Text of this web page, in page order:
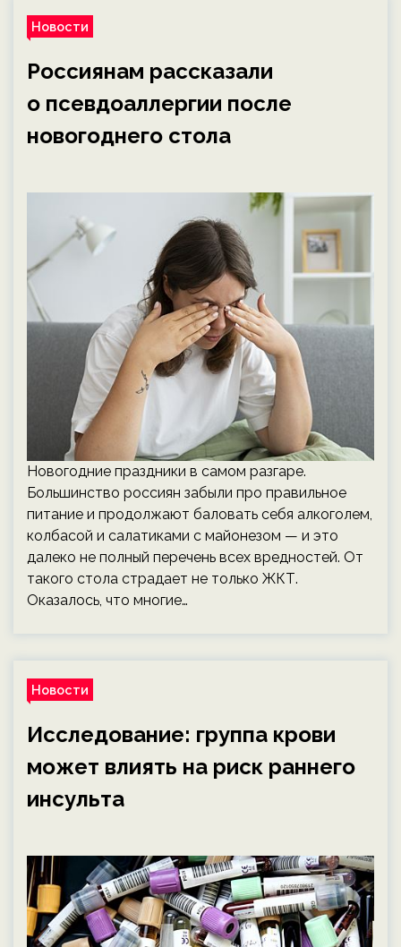
Новости
Россиянам рассказали
о псевдоаллергии после
новогоднего стола
Новогодние праздники в самом разгаре.
Большинство россиян забыли про правильное
питание и продолжают баловать себя алкоголем,
колбасой и салатиками с майонезом — и это
далеко не полный перечень всех вредностей. От
такого стола страдает не только ЖКТ.
Оказалось, что многие…
Новости
Исследование: группа крови
может влиять на риск раннего
инсульта